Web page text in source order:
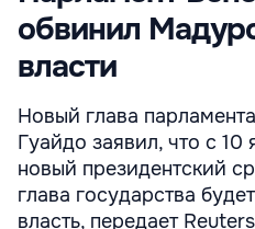
обвинил
власти
Новый глава
Гуайдо заявил, что с 10
новый президентский
глава государства
власть, передает